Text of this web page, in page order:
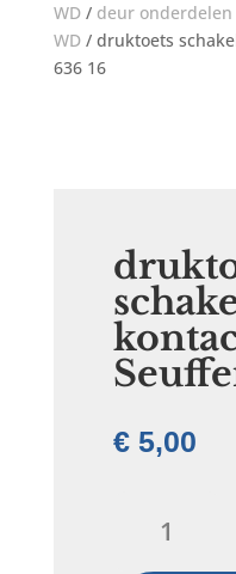
WD/ deur onderdelen
WD/ druktoets
636 16
€5,00
schakelaar